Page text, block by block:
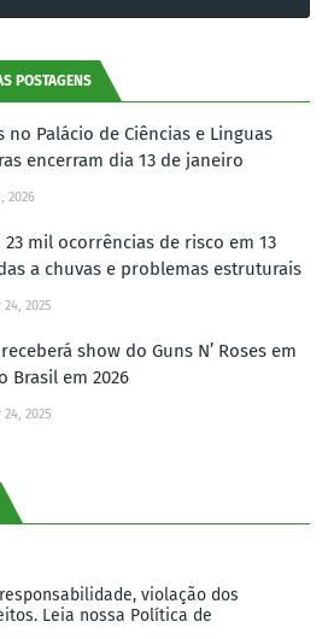
POSTAGENS
no Palácio de Ciências e Linguas
encerram dia 13 de janeiro
2026
23 mil ocorrências de risco em 13
a chuvas e problemas estruturais
2025
show do Guns N’ Roses em
Brasil em 2026
2025
violação dos
Leia nossa Política de